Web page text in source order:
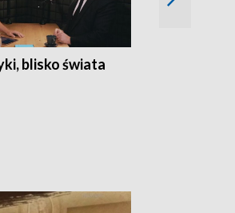
blisko świata